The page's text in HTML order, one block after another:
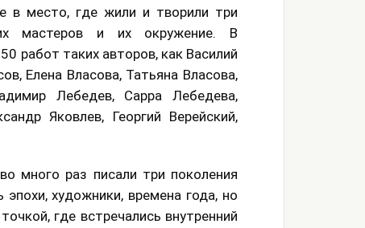
в место, где жили и творили три
мастеров и их окружение. В
работ таких авторов, как Василий
Елена Власова, Татьяна Власова,
Лебедев, Сарра Лебедева,
Яковлев, Георгий Верейский,
много раз писали три поколения
художники, времена года, но
где встречались внутренний